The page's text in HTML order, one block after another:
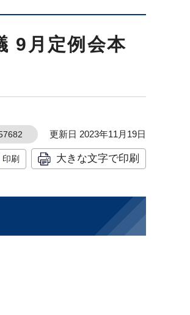
9月定例会本
更新日 2023年11月19日
印刷 大きな文字で印刷